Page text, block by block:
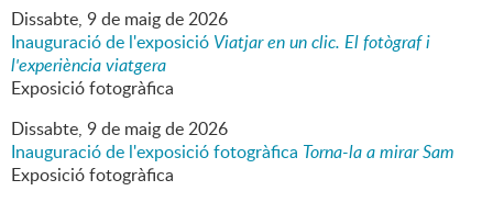
Dissabte, 9de maigde2026
Inauguració de l'exposició Viatjar en un clic. El fotògraf i
l'experiència viatgera
Exposició fotogràfica
Dissabte, 9de maigde2026
Inauguració de l'exposició fotogràfica Torna-la a mirar Sam
Exposició fotogràfica